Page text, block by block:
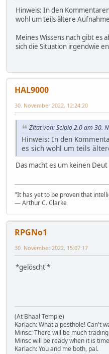
Hinweis: In den
wohl um teils ältere
Meines Wissens nach gibt es
sich die Situation irgendwie
HAL9000
30. November 2022, 12:24:20
Zitat von: Scipio 2.0 am 30.
Hinweis: In den
es sich wohl um teils
Das macht es um keinen
"It has yet to be proven that
― Arthur C. Clarke
RPGNo1
30. November 2022, 15:07:17
*gelöscht'*
(At Bhaal Temple)
Karlach: What a pesthole! Can't
Minsc: There will be much
Minsc will be ready when it is
Karlach: You and me both, pal.